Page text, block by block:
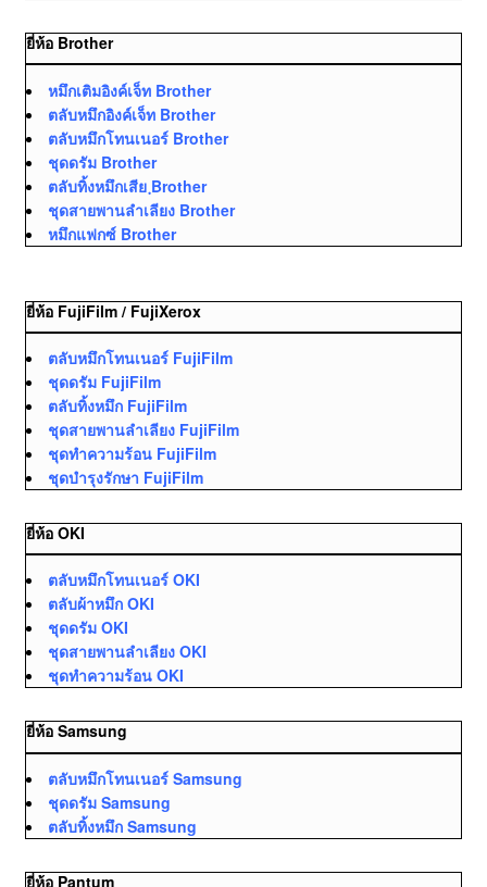
ยี่ห้อ Brother
หมึกเติมอิงค์เจ็ท Brother
ตลับหมึกอิงค์เจ็ท Brother
ตลับหมึกโทนเนอร์ Brother
ชุดดรัม Brother
ตลับทิ้งหมึกเสีย ฺBrother
ชุดสายพานลำเลียง Brother
หมึกแฟกซ์ Brother
ยี่ห้อ FujiFilm / FujiXerox
ตลับหมึกโทนเนอร์ FujiFilm
ชุดดรัม FujiFilm
ตลับทิ้งหมึก FujiFilm
ชุดสายพานลำเลียง FujiFilm
ชุดทำความร้อน FujiFilm
ชุดบำรุงรักษา FujiFilm
ยี่ห้อ OKI
ตลับหมึกโทนเนอร์ OKI
ตลับผ้าหมึก OKI
ชุดดรัม OKI
ชุดสายพานลำเลียง OKI
ชุดทำความร้อน OKI
ยี่ห้อ Samsung
ตลับหมึกโทนเนอร์ Samsung
ชุดดรัม Samsung
ตลับทิ้งหมึก Samsung
ยี่ห้อ Pantum